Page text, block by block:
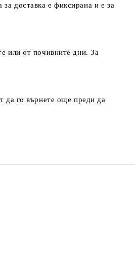
доставка е фиксирана и е за
или от почивните дни. За
да го върнете още преди да